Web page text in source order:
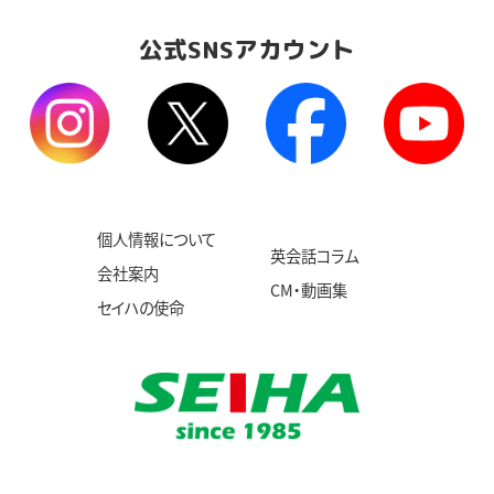
公式SNSアカウント
個人情報について
会社案内
セイハの使命
英会話コラム
CM・動画集